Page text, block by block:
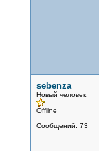
sebenza
Новый человек
Offline
Сообщений: 73